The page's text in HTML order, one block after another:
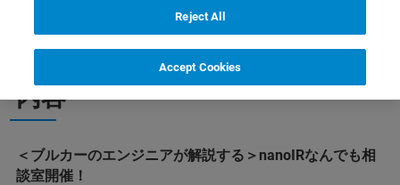
内容
＜ブルカーのエンジニアが解説する＞nanoIRなんでも相
談室開催！
Reject All
Accept Cookies